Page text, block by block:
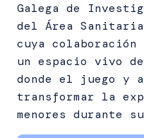
Galega de
del Área Sanitaria
cuya colaboración
un espacio vivo
donde el juego y
transformar la
menores durante